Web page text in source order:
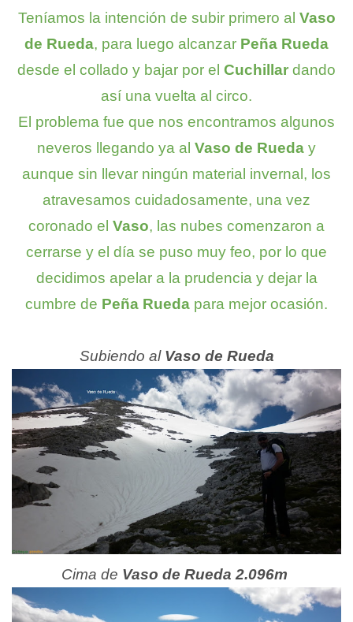
Teníamos la intención de subir primero al Vaso
de Rueda, para luego alcanzar Peña Rueda
desde el collado y bajar por el Cuchillar dando
así una vuelta al circo.
El problema fue que nos encontramos algunos
neveros llegando ya al Vaso de Rueda y
aunque sin llevar ningún material invernal, los
atravesamos cuidadosamente, una vez
coronado el Vaso, las nubes comenzaron a
cerrarse y el día se puso muy feo, por lo que
decidimos apelar a la prudencia y dejar la
cumbre de Peña Rueda para mejor ocasión.
Subiendo al Vaso de Rueda
Cima de Vaso de Rueda 2.096m